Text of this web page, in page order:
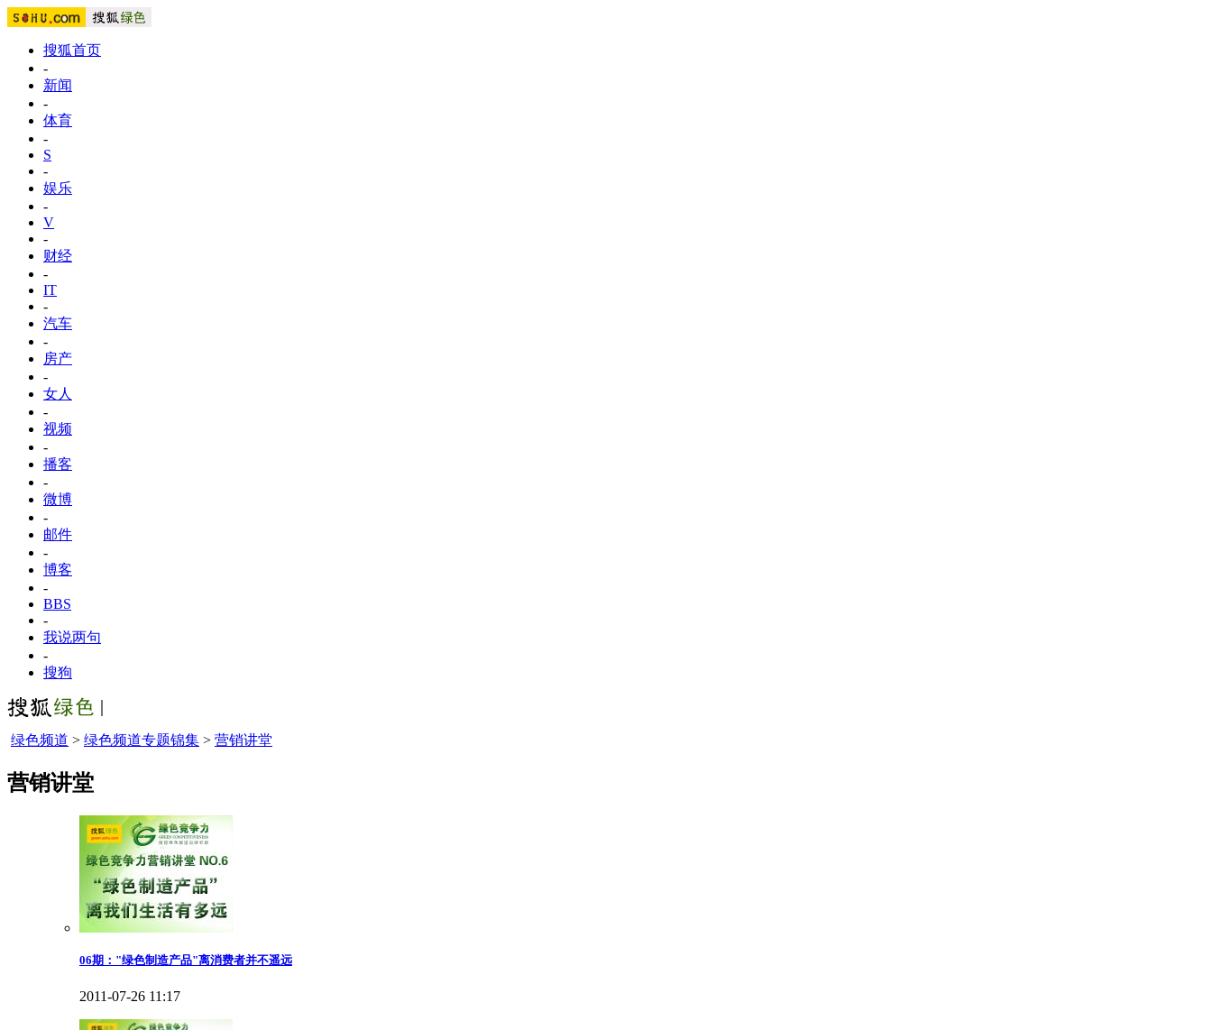
搜狐首页
-
新闻
-
体育
-
S
-
娱乐
-
V
-
财经
-
IT
-
汽车
-
房产
-
女人
-
视频
-
播客
-
微博
-
邮件
-
博客
-
BBS
-
我说两句
-
搜狗
绿色频道 > 绿色频道专题锦集 > 营销讲堂
营销讲堂
06期："绿色制造产品"离消费者并不遥远
2011-07-26 11:17